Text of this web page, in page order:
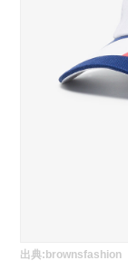
出典:brownsfashion